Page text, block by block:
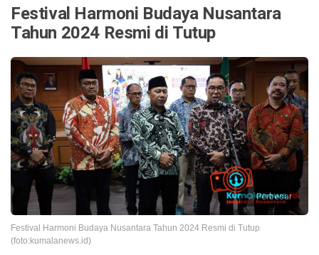
Festival Harmoni Budaya Nusantara
Tahun 2024 Resmi di Tutup
Perbesar
Festival Harmoni Budaya Nusantara Tahun 2024 Resmi di Tutup
(foto:kumalanews.id)